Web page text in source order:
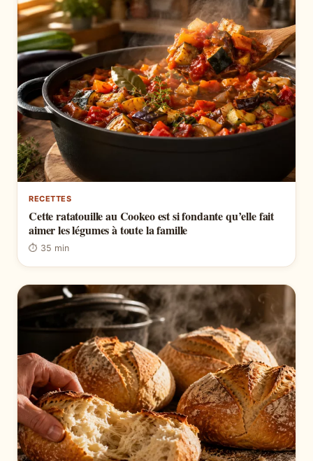
RECETTES
Cette ratatouille au Cookeo est si fondante qu’elle fait
aimer les légumes à toute la famille
⏱ 35 min